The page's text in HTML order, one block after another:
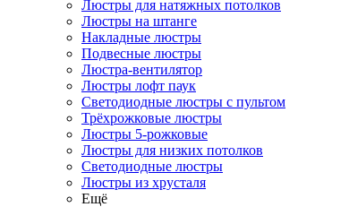
Люстры для натяжных потолков
Люстры на штанге
Накладные люстры
Подвесные люстры
Люстра-вентилятор
Люстры лофт паук
Светодиодные люстры с пультом
Трёхрожковые люстры
Люстры 5-рожковые
Люстры для низких потолков
Cветодиодные люстры
Люстры из хрусталя
Ещё